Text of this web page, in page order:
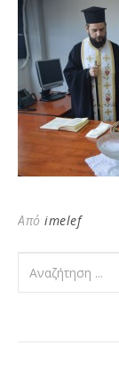
Από imelef